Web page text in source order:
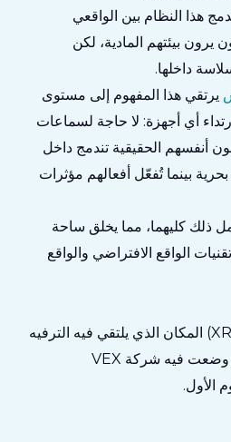
هذا النظام بين الواقعي
يرون بيئتهم المادية، لكن
داخلها.
يرتقي هذا المفهوم إلى مستوى
أي أجهزة: لا حاجة لسماعات
أنفسهم الحقيقية تندمج داخل
بينما تُفعّل أفعالهم مؤثرات
ذلك كليهما، مما يخلق ساحة
الواقع الافتراضي والواقع
يمثل طيف الواقع الممتد (XR) المكان الذي يلتقي فيه الترفيه
بالابتكار، وهو المكان الذي وضعت فيه شركة VEX